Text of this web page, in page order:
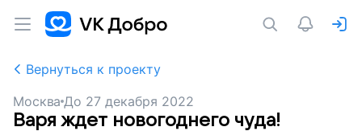
Вернуться к проекту
Москва До 27 декабря 2022
Варя ждет новогоднего чуда!